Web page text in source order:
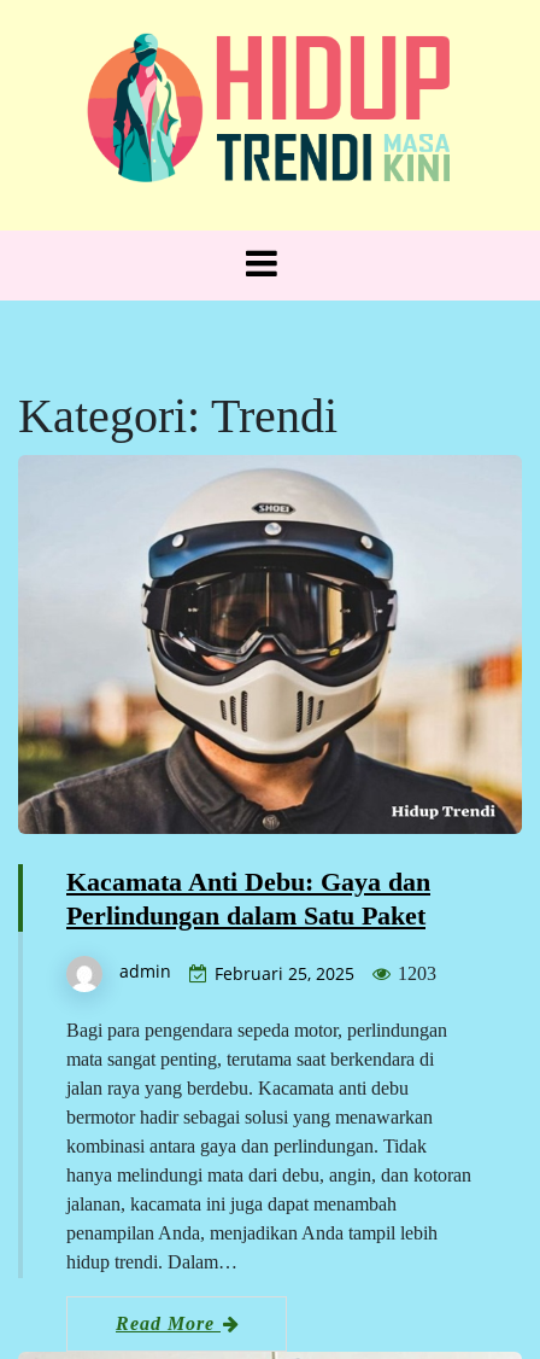
HIDUP
TRENDI
Kategori: Trendi
Kacamata Anti Debu: Gaya dan
Perlindungan dalam Satu Paket
admin Februari 25, 2025 1203
Bagi para pengendara sepeda motor, perlindungan
mata sangat penting, terutama saat berkendara di
jalan raya yang berdebu. Kacamata anti debu
bermotor hadir sebagai solusi yang menawarkan
kombinasi antara gaya dan perlindungan. Tidak
hanya melindungi mata dari debu, angin, dan kotoran
jalanan, kacamata ini juga dapat menambah
penampilan Anda, menjadikan Anda tampil lebih
hidup trendi. Dalam…
Read More